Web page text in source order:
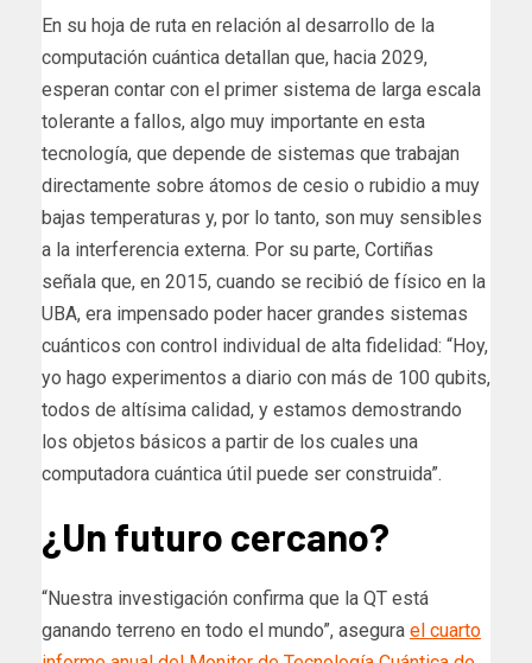
En su hoja de ruta en relación al desarrollo de la
computación cuántica detallan que, hacia 2029,
esperan contar con el primer sistema de larga escala
tolerante a fallos, algo muy importante en esta
tecnología, que depende de sistemas que trabajan
directamente sobre átomos de cesio o rubidio a muy
bajas temperaturas y, por lo tanto, son muy sensibles
a la interferencia externa. Por su parte, Cortiñas
señala que, en 2015, cuando se recibió de físico en la
UBA, era impensado poder hacer grandes sistemas
cuánticos con control individual de alta fidelidad: “Hoy,
yo hago experimentos a diario con más de 100 qubits,
todos de altísima calidad, y estamos demostrando
los objetos básicos a partir de los cuales una
computadora cuántica útil puede ser construida”.
¿Un futuro cercano?
“Nuestra investigación confirma que la QT está
ganando terreno en todo el mundo”, asegura el cuarto